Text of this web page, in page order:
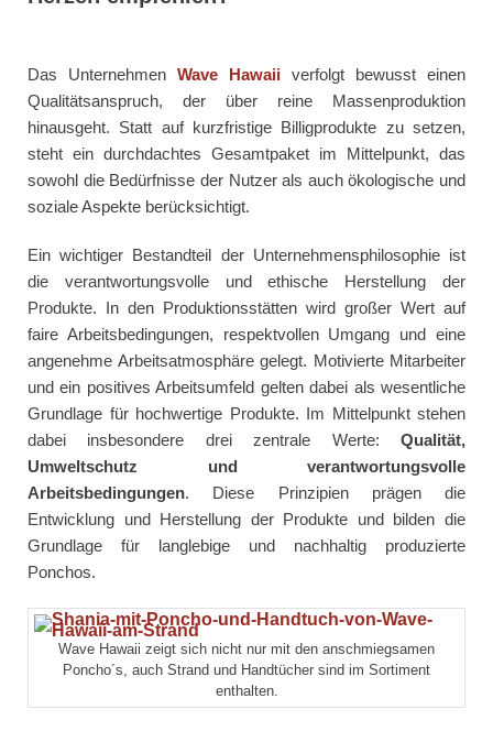
Das Unternehmen Wave Hawaii verfolgt bewusst einen
Qualitätsanspruch, der über reine Massenproduktion
hinausgeht. Statt auf kurzfristige Billigprodukte zu setzen,
steht ein durchdachtes Gesamtpaket im Mittelpunkt, das
sowohl die Bedürfnisse der Nutzer als auch ökologische und
soziale Aspekte berücksichtigt.
Ein wichtiger Bestandteil der Unternehmensphilosophie ist
die verantwortungsvolle und ethische Herstellung der
Produkte. In den Produktionsstätten wird großer Wert auf
faire Arbeitsbedingungen, respektvollen Umgang und eine
angenehme Arbeitsatmosphäre gelegt. Motivierte Mitarbeiter
und ein positives Arbeitsumfeld gelten dabei als wesentliche
Grundlage für hochwertige Produkte. Im Mittelpunkt stehen
dabei insbesondere drei zentrale Werte: Qualität,
Umweltschutz und verantwortungsvolle
Arbeitsbedingungen. Diese Prinzipien prägen die
Entwicklung und Herstellung der Produkte und bilden die
Grundlage für langlebige und nachhaltig produzierte
Ponchos.
Wave Hawaii zeigt sich nicht nur mit den anschmiegsamen
Poncho´s, auch Strand und Handtücher sind im Sortiment
enthalten.